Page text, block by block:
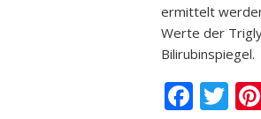
ermittelt
Werte der
Bilirubinspiegel.